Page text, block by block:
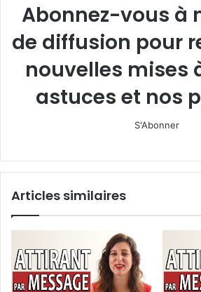
Abonnez-vous à
de diffusion pour
nouvelles mises
astuces et nos
S'Abonner
Articles similaires